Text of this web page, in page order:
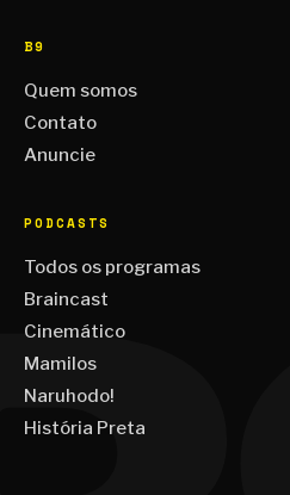
B9
Quem somos
Contato
Anuncie
PODCASTS
Todos os programas
Braincast
Cinemático
Mamilos
Naruhodo!
História Preta